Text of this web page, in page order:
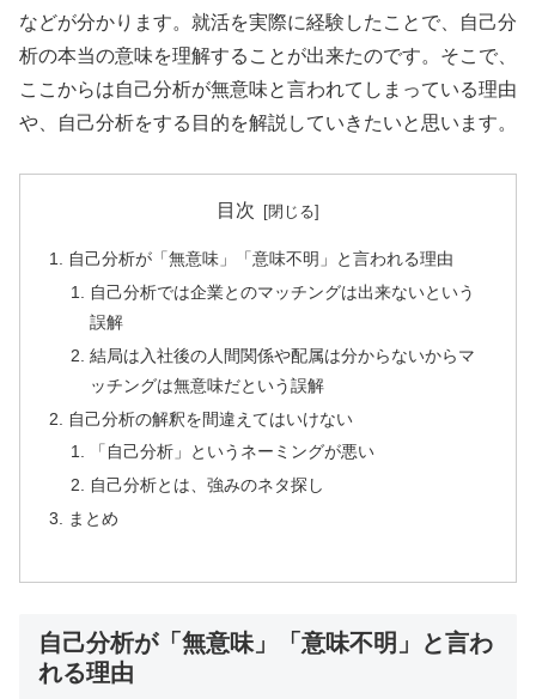
などが分かります。就活を実際に経験したことで、自己分
析の本当の意味を理解することが出来たのです。そこで、
ここからは自己分析が無意味と言われてしまっている理由
や、自己分析をする目的を解説していきたいと思います。
目次
自己分析が「無意味」「意味不明」と言われる理由
自己分析では企業とのマッチングは出来ないという
誤解
結局は入社後の人間関係や配属は分からないからマ
ッチングは無意味だという誤解
自己分析の解釈を間違えてはいけない
「自己分析」というネーミングが悪い
自己分析とは、強みのネタ探し
まとめ
自己分析が「無意味」「意味不明」と言わ
れる理由